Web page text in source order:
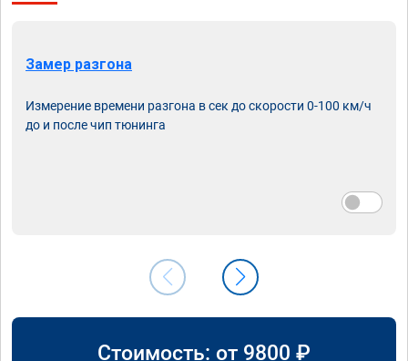
Замер разгона
Измерение времени разгона в сек до скорости 0-100 км/ч
до и после чип тюнинга
Стоимость: от 9800 ₽